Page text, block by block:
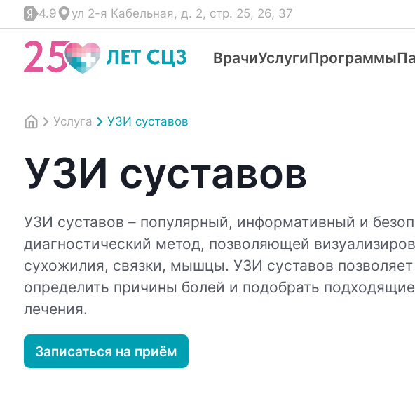
4.9 ул 2-я Кабельная, д. 2, стр. 25, 26, 37
ВрачиУслугиПрограммы
Услуга УЗИ суставов
УЗИ суставов
УЗИ суставов – популярный, информативный и
диагностический метод, позволяющей
сухожилия, связки, мышцы. УЗИ суставов
определить причины болей и подобрать
лечения.
Записаться на приём